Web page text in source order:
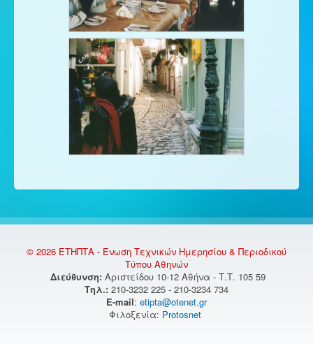
© 2026 ΕΤΗΠΤΑ - Ένωση Τεχνικών Ημερησίου & Περιοδικού
Τύπου Αθηνών
Διεύθυνση: Αριστείδου 10-12 Αθήνα - Τ.Τ. 105 59
Τηλ.: 210-3232 225 - 210-3234 734
E-mail: etipta@otenet.gr
Φιλοξενία: Protosnet